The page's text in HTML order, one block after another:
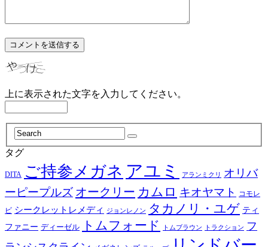
上に表示された文字を入力してください。
タグ
DITA ご持参メガネ アユミ アランミクリ
オリバ
ーピープルズ オークリー カムロ キオヤマト
コモレ
ビ シークレットレメディ ジョンレノン タカノリ・ユゲ ティ
ファニー ディーゼル トムフォード トムブラウン トラクション フ